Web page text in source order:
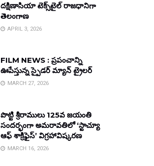
దక్షిణాసియా టెక్స్‌టైల్ రాజధానిగా
తెలంగాణ
APRIL 3, 2026
FILM NEWS : ప్రపంచాన్ని
ఊపేస్తున్న స్పైడర్ మ్యాన్ ట్రైలర్
MARCH 27, 2026
పొట్టి శ్రీరాములు 125వ జయంతి
సందర్భంగా అమరావతిలో ‘స్టాచ్యూ
ఆఫ్ శాక్రిఫైస్’ విగ్రహావిష్కరణ
MARCH 16, 2026